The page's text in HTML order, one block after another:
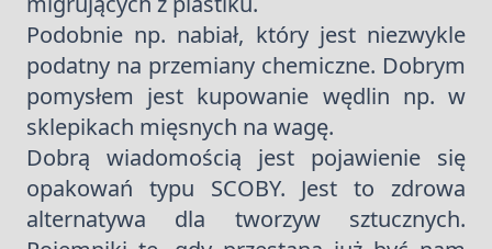
Podobnie np. nabiał, który jest niezwykle
podatny na przemiany chemiczne. Dobrym
pomysłem jest kupowanie wędlin np. w
sklepikach mięsnych na wagę.
Dobrą wiadomością jest pojawienie się
opakowań typu SCOBY. Jest to zdrowa
alternatywa dla tworzyw sztucznych.